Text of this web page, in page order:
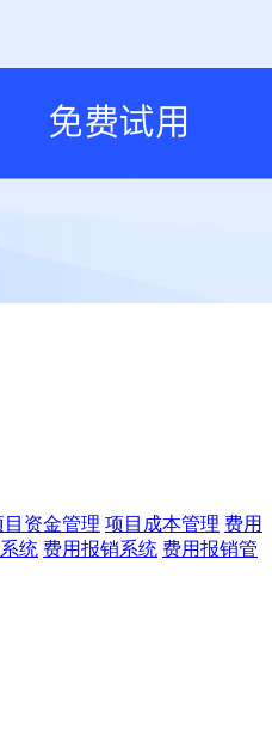
目资金管理 项目成本管理 费用
统 费用报销系统 费用报销管